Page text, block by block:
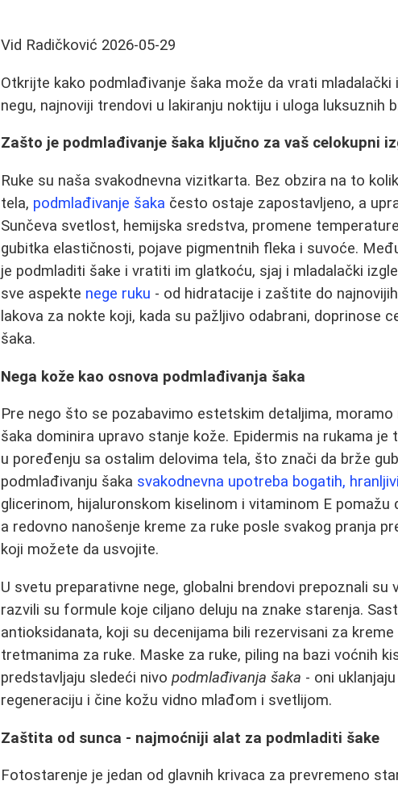
Vid Radičković 2026-05-29
Otkrijte kako podmlađivanje šaka može da vrati mladalački
negu, najnoviji trendovi u lakiranju noktiju i uloga luksuznih
Zašto je podmlađivanje šaka ključno za vaš celokupni
Ruke su naša svakodnevna vizitkarta. Bez obzira na to
tela, podmlađivanje šaka često ostaje zapostavljeno, a
Sunčeva svetlost, hemijska sredstva, promene
gubitka elastičnosti, pojave pigmentnih fleka i suvoće.
je podmladiti šake i vratiti im glatkoću, sjaj i mladalački
sve aspekte nege ruku - od hidratacije i zaštite do
lakova za nokte koji, kada su pažljivo odabrani, doprinose
šaka.
Nega kože kao osnova podmlađivanja šaka
Pre nego što se pozabavimo estetskim detaljima,
šaka dominira upravo stanje kože. Epidermis na rukama
u poređenju sa ostalim delovima tela, što znači da brže
podmlađivanju šaka svakodnevna upotreba bogatih,
glicerinom, hijaluronskom kiselinom i vitaminom E pomažu
a redovno nanošenje kreme za ruke posle svakog pranja
koji možete da usvojite.
U svetu preparativne nege, globalni brendovi prepoznali su
razvili su formule koje ciljano deluju na znake starenja.
antioksidanata, koji su decenijama bili rezervisani za
tretmanima za ruke. Maske za ruke, piling na bazi voćnih
predstavljaju sledeći nivopodmlađivanja šaka - oni
regeneraciju i čine kožu vidno mlađom i svetlijom.
Zaštita od sunca - najmoćniji alat za podmladiti šake
Fotostarenje je jedan od glavnih krivaca za prevremeno